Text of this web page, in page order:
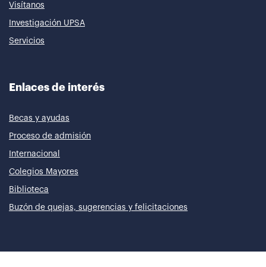
Visítanos
Investigación UPSA
Servicios
Enlaces de interés
Becas y ayudas
Proceso de admisión
Internacional
Colegios Mayores
Biblioteca
Buzón de quejas, sugerencias y felicitaciones